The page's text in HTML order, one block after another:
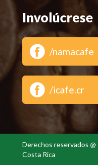
Involúcrese
/namacafe
/icafe.cr
Derechos reservados
Costa Rica